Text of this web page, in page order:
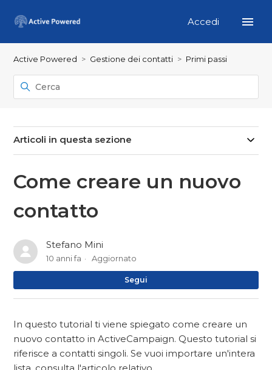
Accedi
Active Powered Gestione dei contatti Primi passi
Articoli in questa sezione
Come creare un nuovo
contatto
Stefano Mini
10 anni fa Aggiornato
Segui
In questo tutorial ti viene spiegato come creare un
nuovo contatto in ActiveCampaign. Questo tutorial si
riferisce a contatti singoli. Se vuoi importare un'intera